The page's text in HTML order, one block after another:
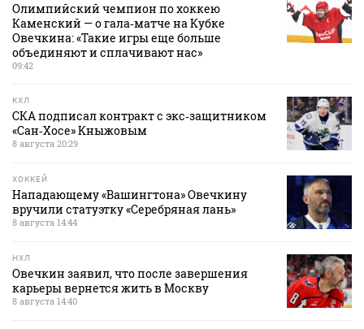
Олимпийский чемпион по хоккею
Каменский — о гала‑матче на Кубке
Овечкина: «Такие игры еще больше
объединяют и сплачивают нас»
09:42
КХЛ
СКА подписал контракт с экс‑защитником
«Сан‑Хосе» Кныжовым
8 августа 20:29
ХОККЕЙ
Нападающему «Вашингтона» Овечкину
вручили статуэтку «Серебряная лань»
8 августа 14:44
НХЛ
Овечкин заявил, что после завершения
карьеры вернется жить в Москву
8 августа 14:40